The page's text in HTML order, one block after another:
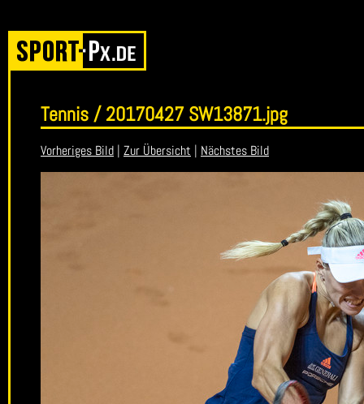
Tennis / 20170427 SW13871.jpg
Vorheriges Bild | Zur Übersicht | Nächstes Bild